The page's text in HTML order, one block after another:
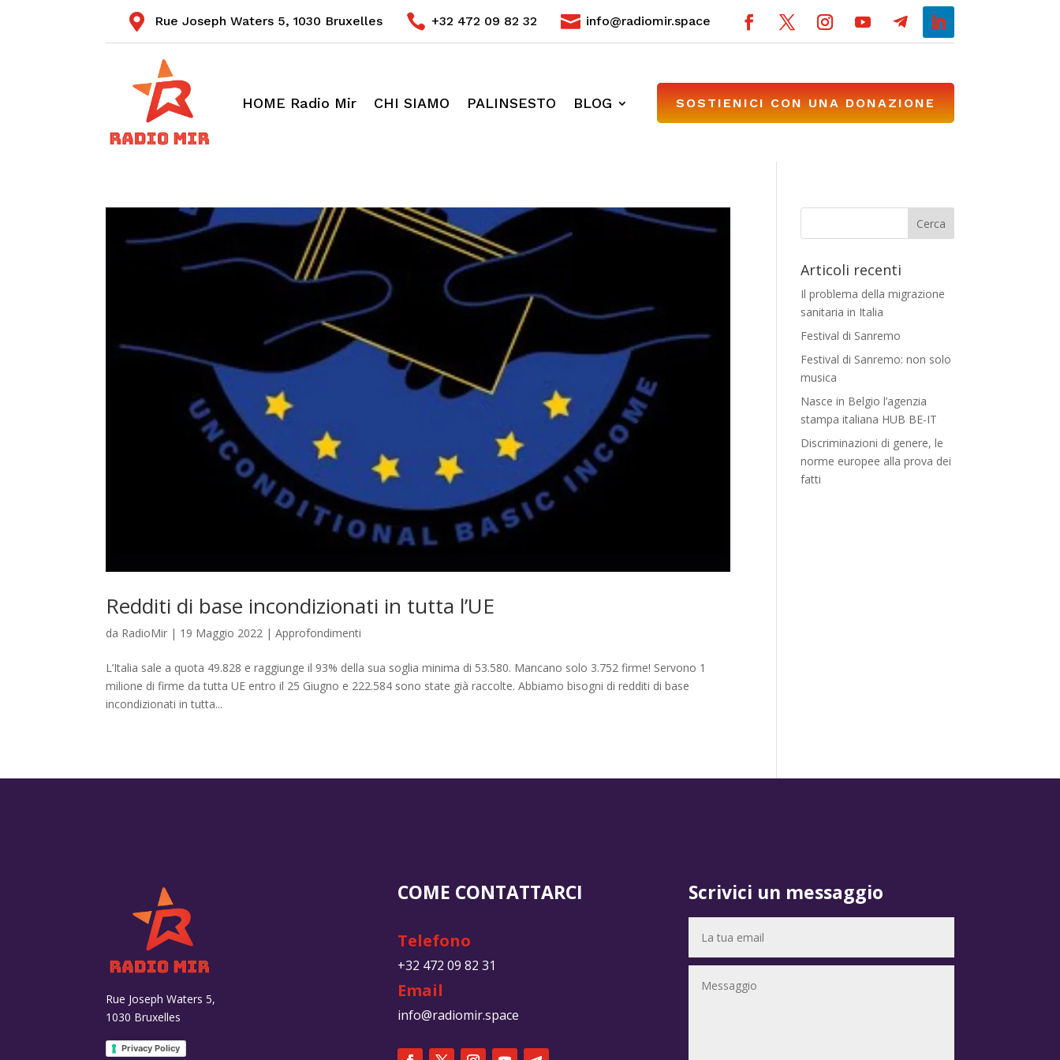
 Rue Joseph Waters 5,1030 Bruxelles  +32 472 09 82 32  info@radiomir.space
HOME Radio Mir CHI SIAMO PALINSESTO BLOG SOSTIENICI CON UNA DONAZIONE
Redditi di base incondizionati in tutta l’UE
da RadioMir | 19 Maggio 2022 |Approfondimenti
L’Italia sale a quota 49.828 e raggiunge il 93% della sua soglia minima di 53.580. Mancano solo 3.752 firme! Servono 1
milione di firme da tutta UE entro il 25 Giugno e 222.584 sono state già raccolte. Abbiamo bisogni di redditi di base
incondizionati in tutta...
Articoli recenti
Il problema della migrazione
sanitaria in Italia
Festival di Sanremo
Festival di Sanremo: non solo
musica
Nasce in Belgio l’agenzia
stampa italiana HUB BE-IT
Discriminazioni di genere, le
norme europee alla prova dei
fatti
Rue Joseph Waters 5,
1030 Bruxelles
Privacy Policy
COME CONTATTARCI
Telefono
+32 472 09 82 31
Email
info@radiomir.space
Scrivici un messaggio